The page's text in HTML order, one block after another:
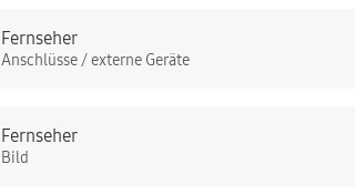
Fernseher
Anschlüsse / externe Geräte
Fernseher
Bild